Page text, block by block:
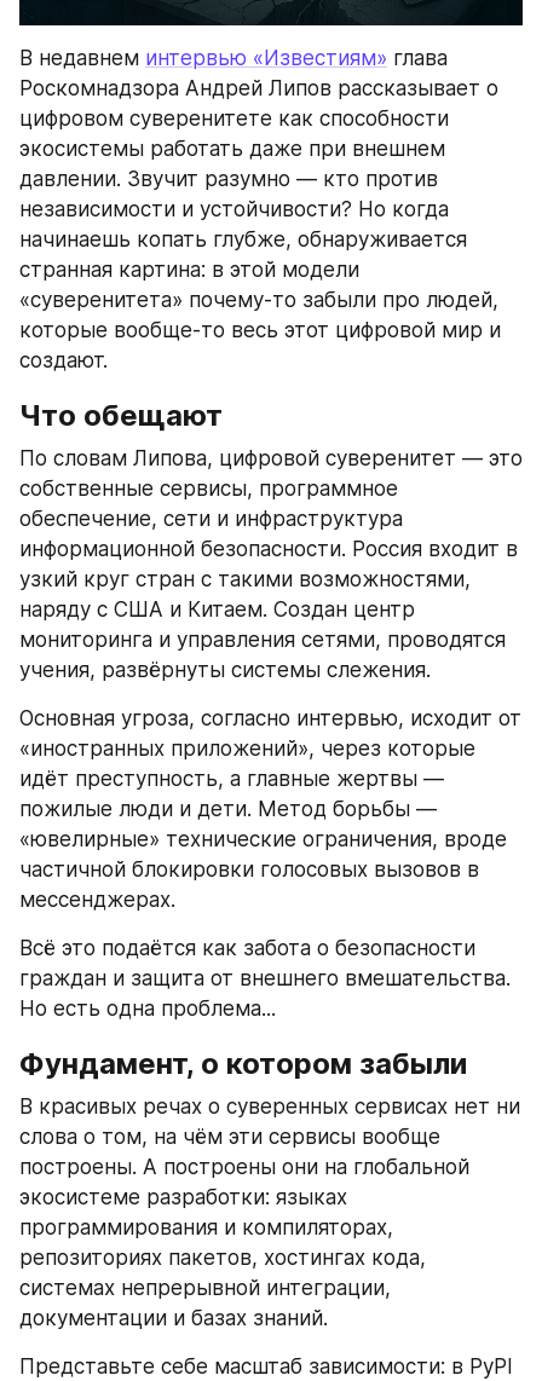
В недавнем интервью «Известиям» глава
Роскомнадзора Андрей Липов рассказывает о
цифровом суверенитете как способности
экосистемы работать даже при внешнем
давлении. Звучит разумно — кто против
независимости и устойчивости? Но когда
начинаешь копать глубже, обнаруживается
странная картина: в этой модели
«суверенитета» почему-то забыли про людей,
которые вообще-то весь этот цифровой мир и
создают.
Что обещают
По словам Липова, цифровой суверенитет — это
собственные сервисы, программное
обеспечение, сети и инфраструктура
информационной безопасности. Россия входит в
узкий круг стран с такими возможностями,
наряду с США и Китаем. Создан центр
мониторинга и управления сетями, проводятся
учения, развёрнуты системы слежения.
Основная угроза, согласно интервью, исходит от
«иностранных приложений», через которые
идёт преступность, а главные жертвы —
пожилые люди и дети. Метод борьбы —
«ювелирные» технические ограничения, вроде
частичной блокировки голосовых вызовов в
мессенджерах.
Всё это подаётся как забота о безопасности
граждан и защита от внешнего вмешательства.
Но есть одна проблема...
Фундамент, о котором забыли
В красивых речах о суверенных сервисах нет ни
слова о том, на чём эти сервисы вообще
построены. А построены они на глобальной
экосистеме разработки: языках
программирования и компиляторах,
репозиториях пакетов, хостингах кода,
системах непрерывной интеграции,
документации и базах знаний.
Представьте себе масштаб зависимости: в PyPI